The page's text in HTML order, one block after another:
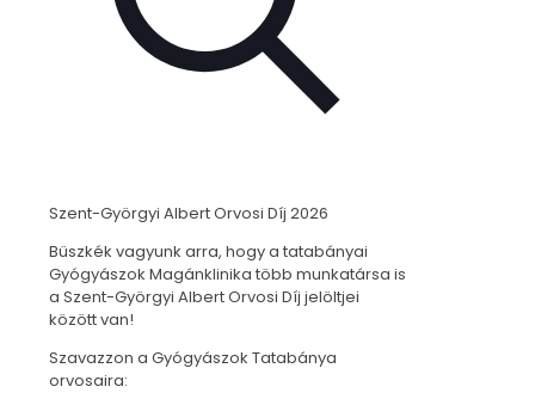
Szent-Györgyi Albert Orvosi Díj 2026
Büszkék vagyunk arra, hogy a tatabányai
Gyógyászok Magánklinika több munkatársa is
a Szent-Györgyi Albert Orvosi Díj jelöltjei
között van!
Szavazzon a Gyógyászok Tatabánya
orvosaira: